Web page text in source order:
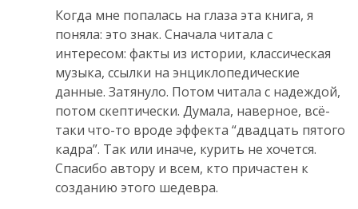
Когда мне попалась на глаза эта книга, я
поняла: это знак. Сначала читала с
интересом: факты из истории, классическая
музыка, ссылки на энциклопедические
данные. Затянуло. Потом читала с надеждой,
потом скептически. Думала, наверное, всё-
таки что-то вроде эффекта “двадцать пятого
кадра”. Так или иначе, курить не хочется.
Спасибо автору и всем, кто причастен к
созданию этого шедевра.